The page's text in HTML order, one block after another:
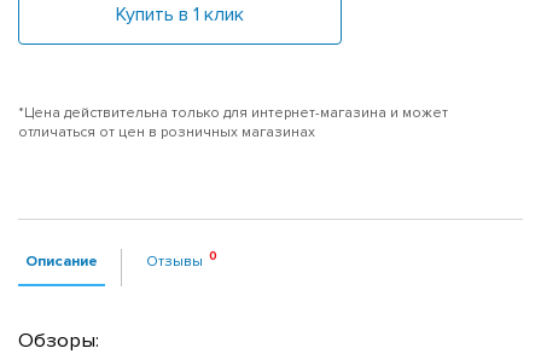
Купить в 1 клик
*Цена действительна только для интернет-магазина и может
отличаться от цен в розничных магазинах
Описание Отзывы
Обзоры: